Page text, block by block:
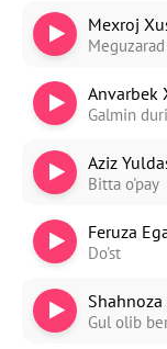
Mexroj
Meguzarad
Anvarbek
Galmin
Aziz
Bitta o'pay
Feruza
Do'st
Gul olib